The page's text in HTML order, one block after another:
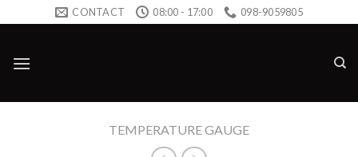
to
CONTACT 08:00 - 17:00 098-9059805
TEMPERATURE GAUGE